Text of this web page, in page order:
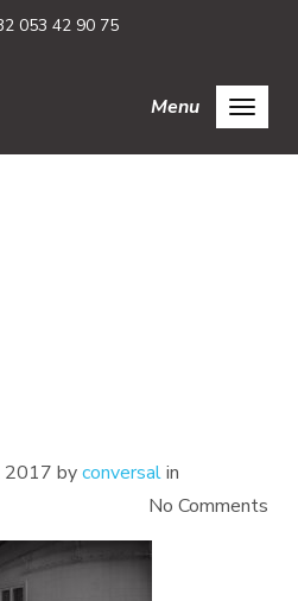
053 42 90 75
Menu
2017 byconversalin
No Comments